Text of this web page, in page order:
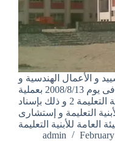
و الأعمال الهندسية و
إدارة المشروعات ش.م.م فى يوم 2008/8/13 بعملية
استكمال مدارس هيئة الابنية التعليمة 2 و ذلك بإسناد
التعليمة و إستشارى
العامة للأبنية التعليمة
admin